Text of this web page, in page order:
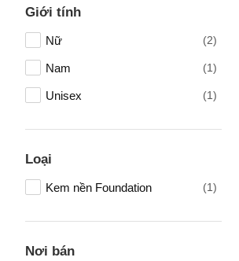
Giới tính
Nữ (2)
Nam (1)
Unisex (1)
Loại
Kem nền Foundation (1)
Nơi bán